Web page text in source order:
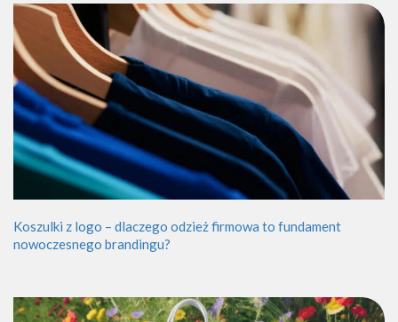
Koszulki z logo – dlaczego odzież firmowa to fundament
nowoczesnego brandingu?